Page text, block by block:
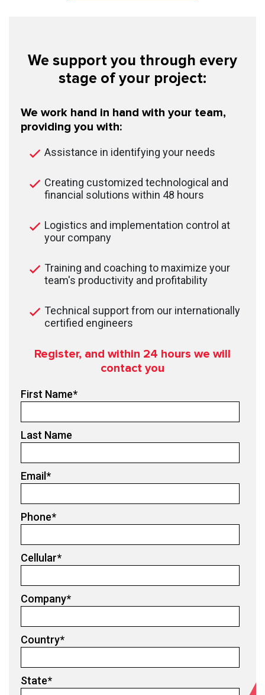
We support you through every
stage of your project:
We work hand in hand with your team,
providing you with:
Assistance in identifying your needs
Creating customized technological and
financial solutions within 48 hours
Logistics and implementation control at
your company
Training and coaching to maximize your
team's productivity and profitability
Technical support from our internationally
certified engineers
Register, and within 24 hours we will
contact you
First Name*
Last Name
Email*
Phone*
Cellular*
Company*
Country*
State*